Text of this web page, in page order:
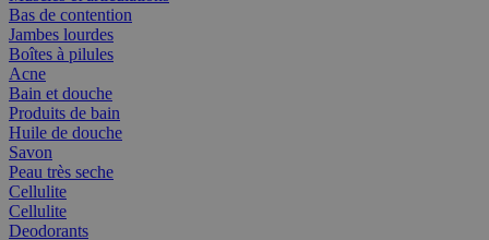
Bas de contention
Jambes lourdes
Boîtes à pilules
Acne
Bain et douche
Produits de bain
Huile de douche
Savon
Peau très seche
Cellulite
Cellulite
Deodorants